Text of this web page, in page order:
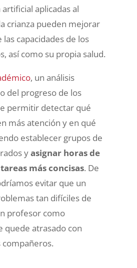
aplicadas al
crianza pueden mejorar
capacidades de los
así como su propia salud.
, un análisis
del progreso de los
permitir detectar qué
más atención y en qué
establecer grupos de
yasignar horas de
más concisas. De
evitar que un
tan difíciles de
profesor como
quede atrasado con
compañeros.